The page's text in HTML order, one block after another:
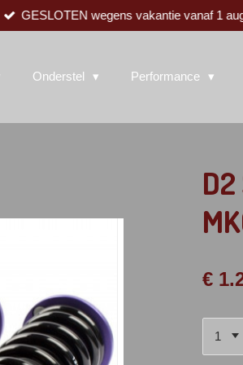
GESLOTEN wegens vakantie vanaf 1
Onderstel Performance
€